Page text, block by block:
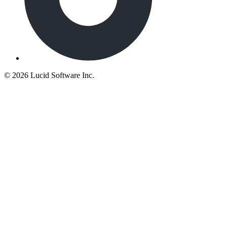
© 2026 Lucid Software Inc.